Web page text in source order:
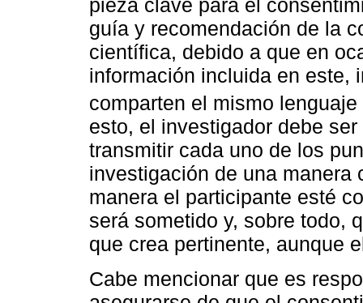
pieza clave para el
guía y recomendación de la
científica, debido a que en
información incluida en este,
comparten el mismo lenguaje
esto, el investigador debe
transmitir cada uno de los
investigación de una manera
manera el participante esté
será sometido y, sobre todo,
que crea pertinente, aunque
Cabe mencionar que es